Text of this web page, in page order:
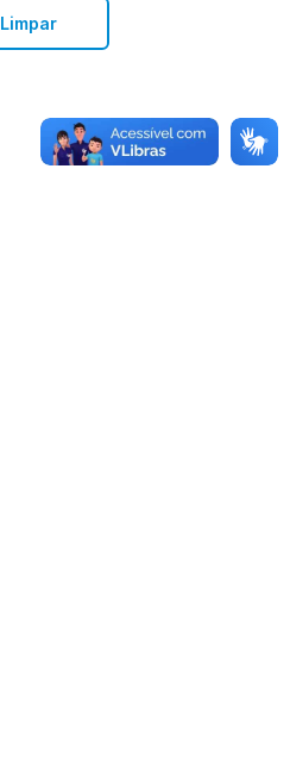
Limpar